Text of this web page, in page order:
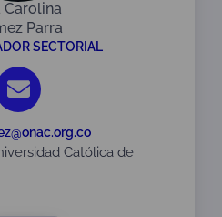
Carolina
Parra
SECTORIAL
Católica de